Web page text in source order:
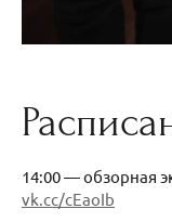
14:00 — обзорная
vk.cc/cEaoIb